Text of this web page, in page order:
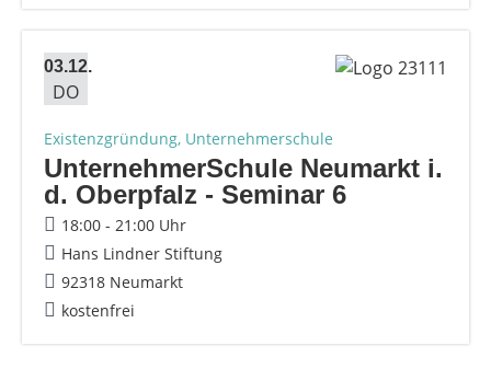
03.12.
DO
Existenzgründung, Unternehmerschule
UnternehmerSchule Neumarkt i.
d. Oberpfalz - Seminar 6
18:00 - 21:00 Uhr
Hans Lindner Stiftung
92318 Neumarkt
kostenfrei